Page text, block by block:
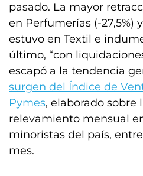
pasado. La mayor
en Perfumerías (-27,5%)
estuvo en Textil e
último, “con
escapó a la tendencia
surgen del Índice de
Pymes, elaborado sobre
relevamiento mensual
minoristas del país,
mes.